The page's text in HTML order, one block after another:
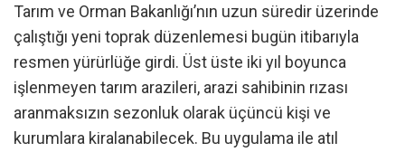
Tarım ve Orman Bakanlığı’nın uzun süredir üzerinde
çalıştığı yeni toprak düzenlemesi bugün itibarıyla
resmen yürürlüğe girdi. Üst üste iki yıl boyunca
işlenmeyen tarım arazileri, arazi sahibinin rızası
aranmaksızın sezonluk olarak üçüncü kişi ve
kurumlara kiralanabilecek. Bu uygulama ile atıl